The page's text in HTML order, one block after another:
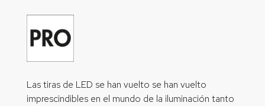
Las tiras de LED se han vuelto se han vuelto
imprescindibles en el mundo de la iluminación tanto